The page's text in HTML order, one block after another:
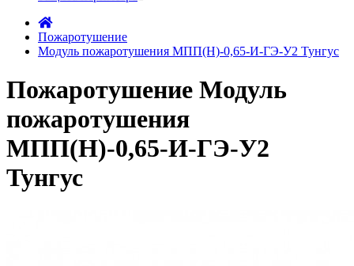
Пожаротушение
Модуль пожаротушения МПП(Н)-0,65-И-ГЭ-У2 Тунгус
Пожаротушение Модуль
пожаротушения
МПП(Н)-0,65-И-ГЭ-У2
Тунгус